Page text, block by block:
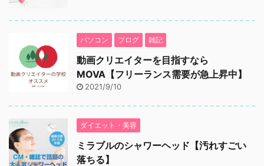
パソコン ブログ 雑記
動画クリエイターを目指すなら
MOVA【フリーランス需要が急上昇中】
2021/9/10
ダイエット・美容
ミラブルのシャワーヘッド【汚れすごい
落ちる】